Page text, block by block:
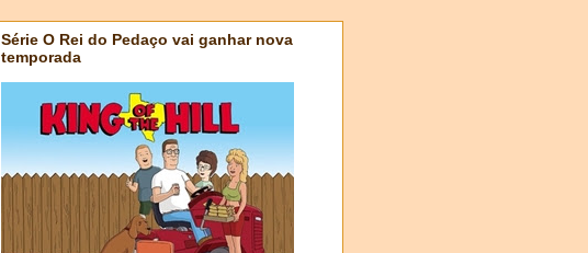
Série O Rei do Pedaço vai ganhar nova
temporada